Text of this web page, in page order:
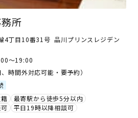
所
4丁目10番31号 品川プリンスレジデン
～19:00
時間外対応可能・要予約）
最寄駅から徒歩5分以内
平日19時以降相談可